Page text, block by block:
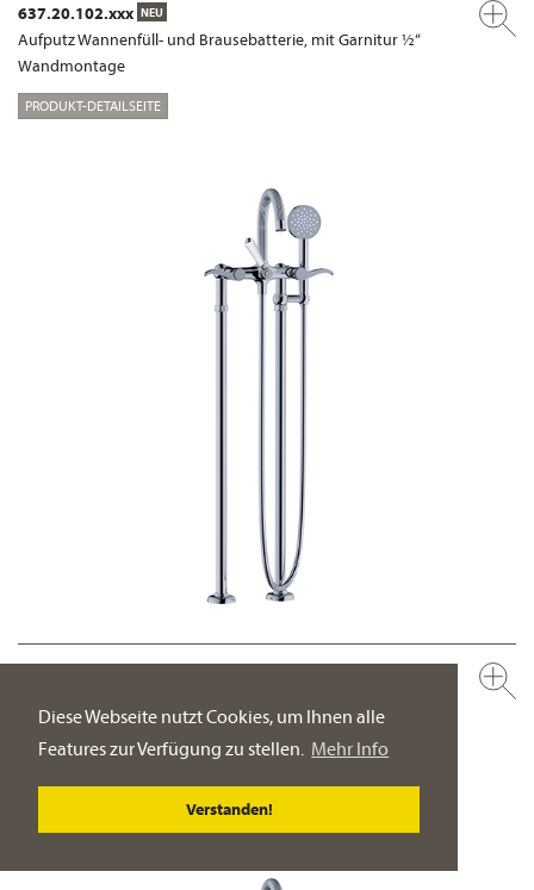
Diese Webseite nutzt Cookies, um Ihnen alle
Features zur Verfügung zu stellen. Mehr Info
Verstanden!
637.20.102.xxx NEU
Aufputz Wannenfüll- und Brausebatterie, mit Garnitur ½“
Wandmontage
PRODUKT-DETAILSEITE
Garnitur ½“
freistehende Montage